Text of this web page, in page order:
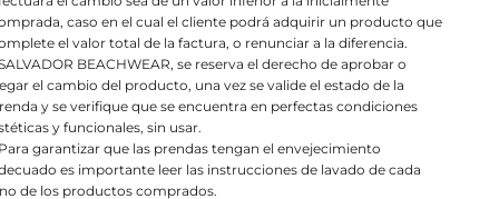
caso en el cual el cliente podrá adquirir un producto que
el valor total de la factura, o renunciar a la diferencia.
SALVADOR BEACHWEAR, se reserva el derecho de aprobar o
el cambio del producto, una vez se valide el estado de la
y se verifique que se encuentra en perfectas condiciones
y funcionales, sin usar.
Para garantizar que las prendas tengan el envejecimiento
es importante leer las instrucciones de lavado de cada
de los productos comprados.